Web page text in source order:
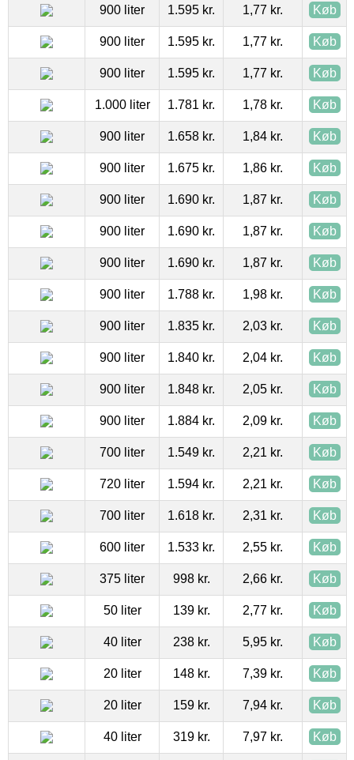
900 liter 1.595 kr. 1,77 kr. Køb
900 liter 1.595 kr. 1,77 kr. Køb
900 liter 1.595 kr. 1,77 kr. Køb
1.000 liter 1.781 kr. 1,78 kr. Køb
900 liter 1.658 kr. 1,84 kr. Køb
900 liter 1.675 kr. 1,86 kr. Køb
900 liter 1.690 kr. 1,87 kr. Køb
900 liter 1.690 kr. 1,87 kr. Køb
900 liter 1.690 kr. 1,87 kr. Køb
900 liter 1.788 kr. 1,98 kr. Køb
900 liter 1.835 kr. 2,03 kr. Køb
900 liter 1.840 kr. 2,04 kr. Køb
900 liter 1.848 kr. 2,05 kr. Køb
900 liter 1.884 kr. 2,09 kr. Køb
700 liter 1.549 kr. 2,21 kr. Køb
720 liter 1.594 kr. 2,21 kr. Køb
700 liter 1.618 kr. 2,31 kr. Køb
600 liter 1.533 kr. 2,55 kr. Køb
375 liter 998 kr. 2,66 kr. Køb
50 liter 139 kr. 2,77 kr. Køb
40 liter 238 kr. 5,95 kr. Køb
20 liter 148 kr. 7,39 kr. Køb
20 liter 159 kr. 7,94 kr. Køb
40 liter 319 kr. 7,97 kr. Køb